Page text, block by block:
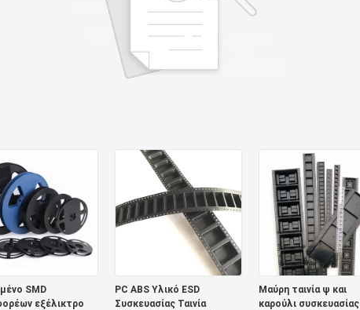
SMD
εξέλικτρο
PC ABS Υλικό ESD
Συσκευασίας Ταινία
Μαύρη ταινία ψ και
καρούλι συσκευασίας